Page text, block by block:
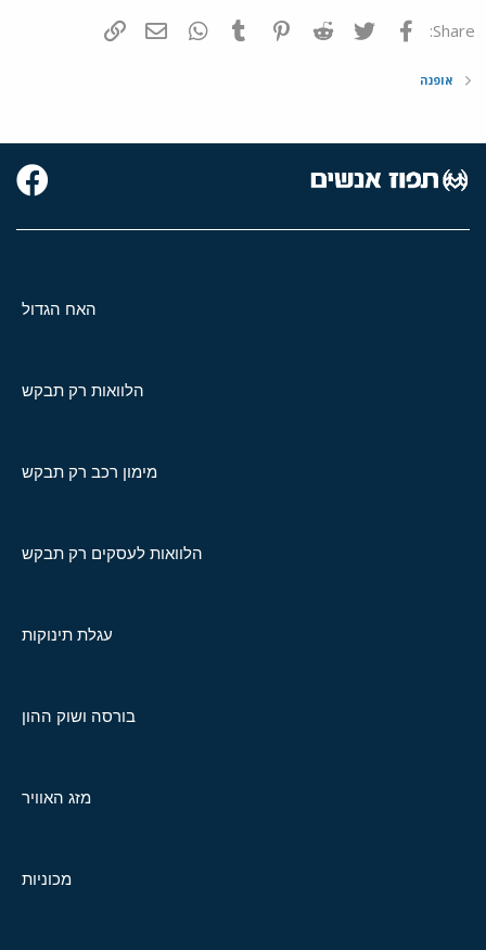
Share: פייסבוק Twitter
Reddit
Pinterest
Tumblr
WhatsAppדואר אלקטרוני
אופנה
האח הגדול
הלוואות רק תבקש
מימון רכב רק תבקש
הלוואות לעסקים רק תבקש
עגלת תינוקות
בורסה ושוק ההון
מזג האוויר
מכוניות